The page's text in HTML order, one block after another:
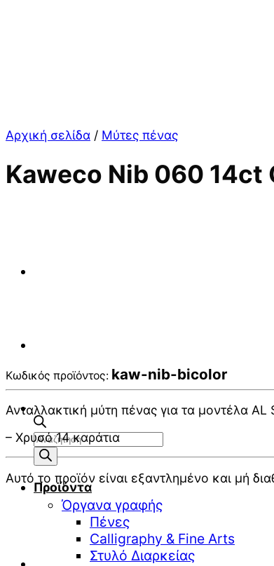
Αναζήτηση
προϊόντων
Προϊόντα
Όργανα γραφής
Πένες
Calligraphy & Fine Arts
Στυλό Διαρκείας
Αρχική σελίδα / Μύτες πένας
Kaweco Nib 060 14ct
Κωδικός προϊόντος: kaw-nib-bicolor
Ανταλλακτική μύτη πένας για τα μοντέλα
– Χρυσό 14 καράτια
Αυτό το προϊόν είναι εξαντλημένο και μή